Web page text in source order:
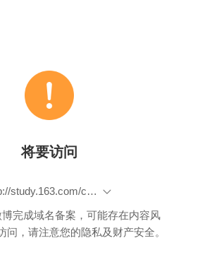
将要访问
http://study.163.com/course/introduction.htm?courseId=1004329008&utm_campaign=commission&utm_source=400000000155061&utm_medium=share&share=1&shareId=1024293109
完成域名备案，可能存在内容风
问，请注意您的隐私及财产安全。